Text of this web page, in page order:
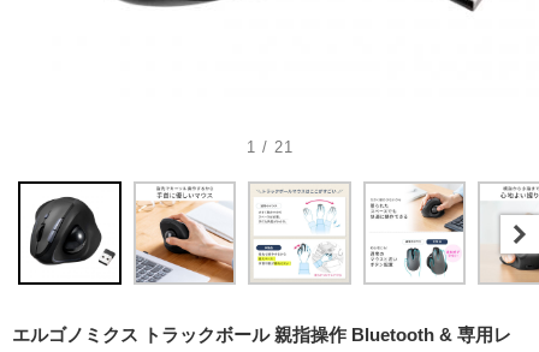
1 / 21
エルゴノミクス トラックボール 親指操作 Bluetooth & 専用レ